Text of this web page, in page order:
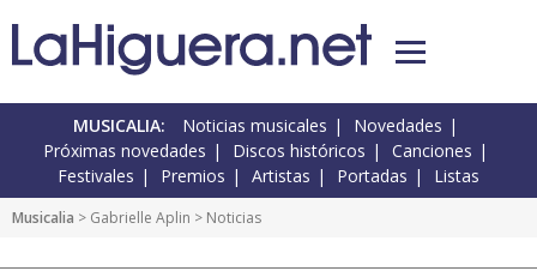
MUSICALIA: Noticias musicales
Novedades
Próximas novedades
Discos históricos
Canciones
Festivales
Premios Artistas Portadas Listas
Musicalia > Gabrielle Aplin > Noticias